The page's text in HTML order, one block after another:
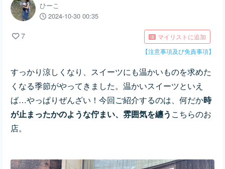
ひーこ
2024-10-30 00:35
7
マイリストに追加
【注意事項及び免責事項】
すっかり涼しくなり、スイーツにも温かいものを求めた
くなる季節がやってきました。温かいスイーツといえ
ば…やっぱりぜんざい！今回ご紹介するのは、何だか時
が止まったかのような佇まい、雰囲気を纏う こちらのお
店。